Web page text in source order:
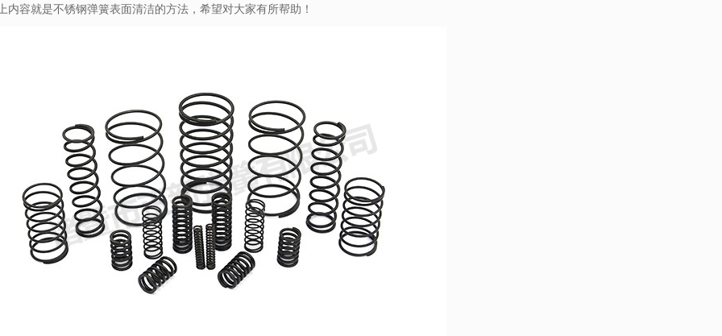
就是不锈钢弹簧表面清洁的方法，希望对大家有所帮助！